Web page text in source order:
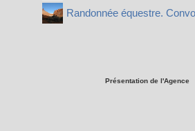
Randonnée équestre.
Présentation de l'Agence